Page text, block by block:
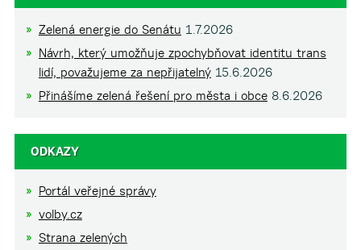
Zelená energie do Senátu 1.7.2026
Návrh, který umožňuje zpochybňovat identitu trans
lidí, považujeme za nepřijatelný 15.6.2026
Přinášíme zelená řešení pro města i obce 8.6.2026
ODKAZY
Portál veřejné správy
volby.cz
Strana zelených